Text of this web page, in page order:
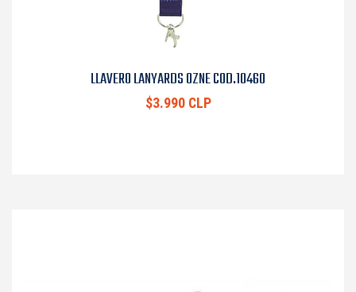
LLAVERO LANYARDS OZNE COD.10460
$3.990 CLP